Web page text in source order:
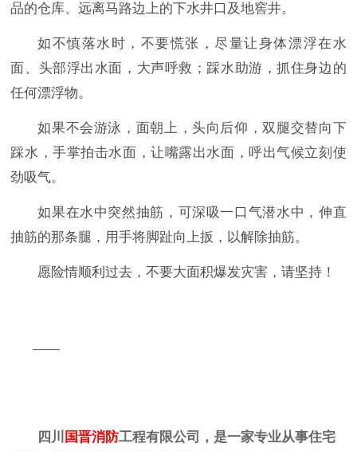
品的仓库、远离马路边上的下水井口及地窖井。
如不慎落水时，不要慌张，尽量让身体漂浮在水
面、头部浮出水面，大声呼救；踩水助游，抓住身边的
任何漂浮物。
如果不会游泳，面朝上，头向后仰，双腿交替向下
踩水，手掌拍击水面，让嘴露出水面，呼出气候立刻使
劲吸气。
如果在水中突然抽筋，可深吸一口气潜水中，伸直
抽筋的那条腿，用手将脚趾向上扳，以解除抽筋。
愿险情顺利过去，不要大面积爆发灾害，请坚持！
——
四川 国晋消防工程有限公司，是一家专业从事住宅